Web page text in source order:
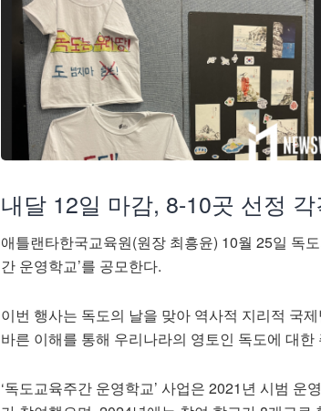
내달 12일 마감, 8-10곳 선정
애틀랜타한국교육원(원장 최흥윤) 10월 25일 독
간 운영학교’를 공모한다.
이번 행사는 독도의 날을 맞아 역사적 지리적 국
바른 이해를 통해 우리나라의 영토인 독도에 대
‘독도교육주간 운영학교’ 사업은 2021년 시범